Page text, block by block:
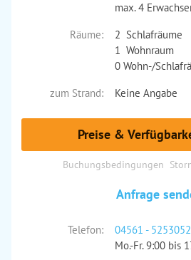
max. 4
Räume:
2 Schlafräume
1 Wohnraum
0 Wohn-/
zum Strand:
Keine Angabe
Preise &
Buchungsbedingungen
Anfrage
Telefon:
04561 - 5253052
Mo.-Fr. 9:00 bis